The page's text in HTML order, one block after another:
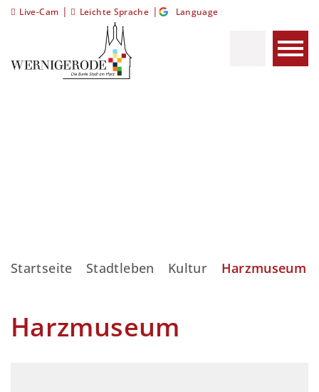
Live-Cam | Leichte Sprache | Language
Startseite Stadtleben Kultur Harzmuseum
Harzmuseum